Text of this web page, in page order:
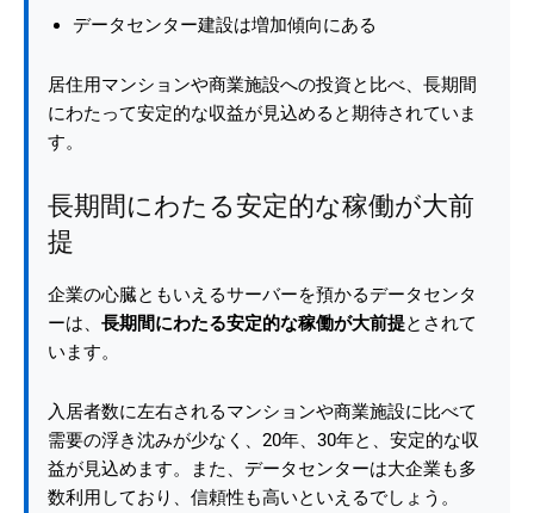
データセンター建設は増加傾向にある
居住用マンションや商業施設への投資と比べ、長期間
にわたって安定的な収益が見込めると期待されていま
す。
長期間にわたる安定的な稼働が大前
提
企業の心臓ともいえるサーバーを預かるデータセンタ
ーは、 長期間にわたる安定的な稼働が大前提とされて
います。
入居者数に左右されるマンションや商業施設に比べて
需要の浮き沈みが少なく、20年、30年と、安定的な収
益が見込めます。また、データセンターは大企業も多
数利用しており、信頼性も高いといえるでしょう。